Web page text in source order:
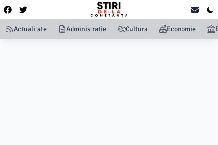
Actualitate Administratie Cultura Economie